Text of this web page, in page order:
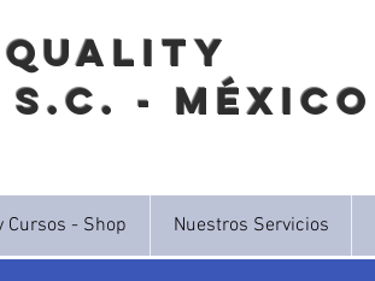
- México
Cursos - Shop Nuestros Servicios